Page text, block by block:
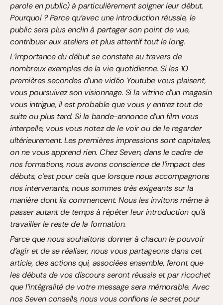
parole en public) à particulièrement soigner leur début.
Pourquoi ? Parce qu’avec une introduction réussie, le
public sera plus enclin à partager son point de vue,
contribuer aux ateliers et plus attentif tout le long.
L’importance du début se constate au travers de
nombreux exemples de la vie quotidienne. Si les 10
premières secondes d’une vidéo Youtube vous plaisent,
vous poursuivez son visionnage. Si la vitrine d’un magasin
vous intrigue, il est probable que vous y entrez tout de
suite ou plus tard. Si la bande-annonce d’un film vous
interpelle, vous vous notez de le voir ou de le regarder
ultérieurement. Les premières impressions sont capitales,
on ne vous apprend rien. Chez Seven, dans le cadre de
nos formations, nous avons conscience de l’impact des
débuts, c’est pour cela que lorsque nous accompagnons
nos intervenants, nous sommes très exigeants sur la
manière dont ils commencent. Nous les invitons même à
passer autant de temps à répéter leur introduction qu’à
travailler le reste de la formation.
Parce que nous souhaitons donner à chacun le pouvoir
d’agir et de se réaliser, nous vous partageons dans cet
article, des actions qui, associées ensemble, feront que
les débuts de vos discours seront réussis et par ricochet
que l’intégralité de votre message sera mémorable. Avec
nos Seven conseils, nous vous confions le secret pour